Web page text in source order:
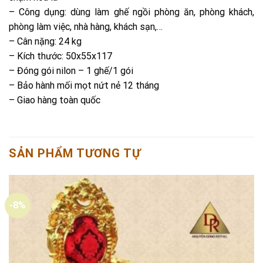
– Công dụng: dùng làm ghế ngồi phòng ăn, phòng khách,
phòng làm việc, nhà hàng, khách sạn,…
– Cân nặng: 24 kg
– Kích thước: 50x55x117
– Đóng gói nilon – 1 ghế/1 gói
– Bảo hành mối mọt nứt nẻ 12 tháng
– Giao hàng toàn quốc
SẢN PHẨM TƯƠNG TỰ
-8%